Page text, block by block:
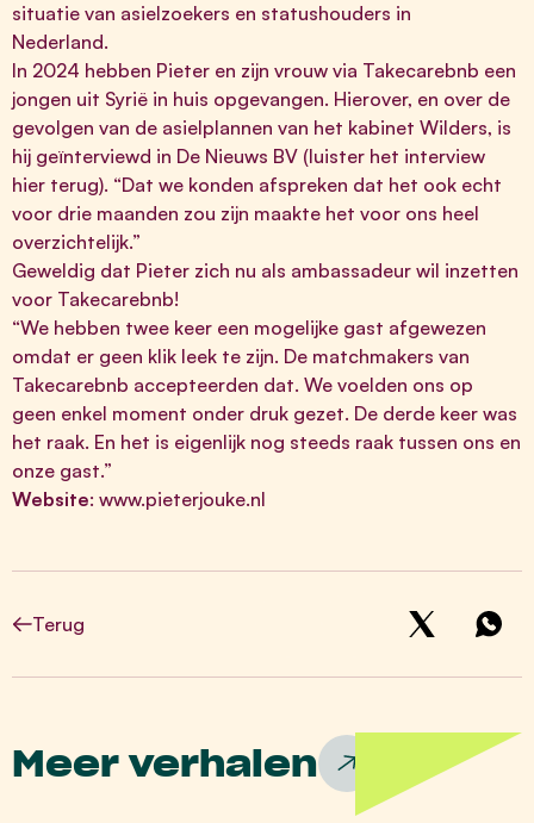
situatie van asielzoekers en statushouders in
Nederland.
In 2024 hebben Pieter en zijn vrouw via Takecarebnb een
jongen uit Syrië in huis opgevangen. Hierover, en over de
gevolgen van de asielplannen van het kabinet Wilders, is
hij geïnterviewd in De Nieuws BV (luister het interview
hier terug). “Dat we konden afspreken dat het ook echt
voor drie maanden zou zijn maakte het voor ons heel
overzichtelijk.”
Geweldig dat Pieter zich nu als ambassadeur wil inzetten
voor Takecarebnb!
“We hebben twee keer een mogelijke gast afgewezen
omdat er geen klik leek te zijn. De matchmakers van
Takecarebnb accepteerden dat. We voelden ons op
geen enkel moment onder druk gezet. De derde keer was
het raak. En het is eigenlijk nog steeds raak tussen ons en
onze gast.”
Website: www.pieterjouke.nl
Terug
Meer verhalen